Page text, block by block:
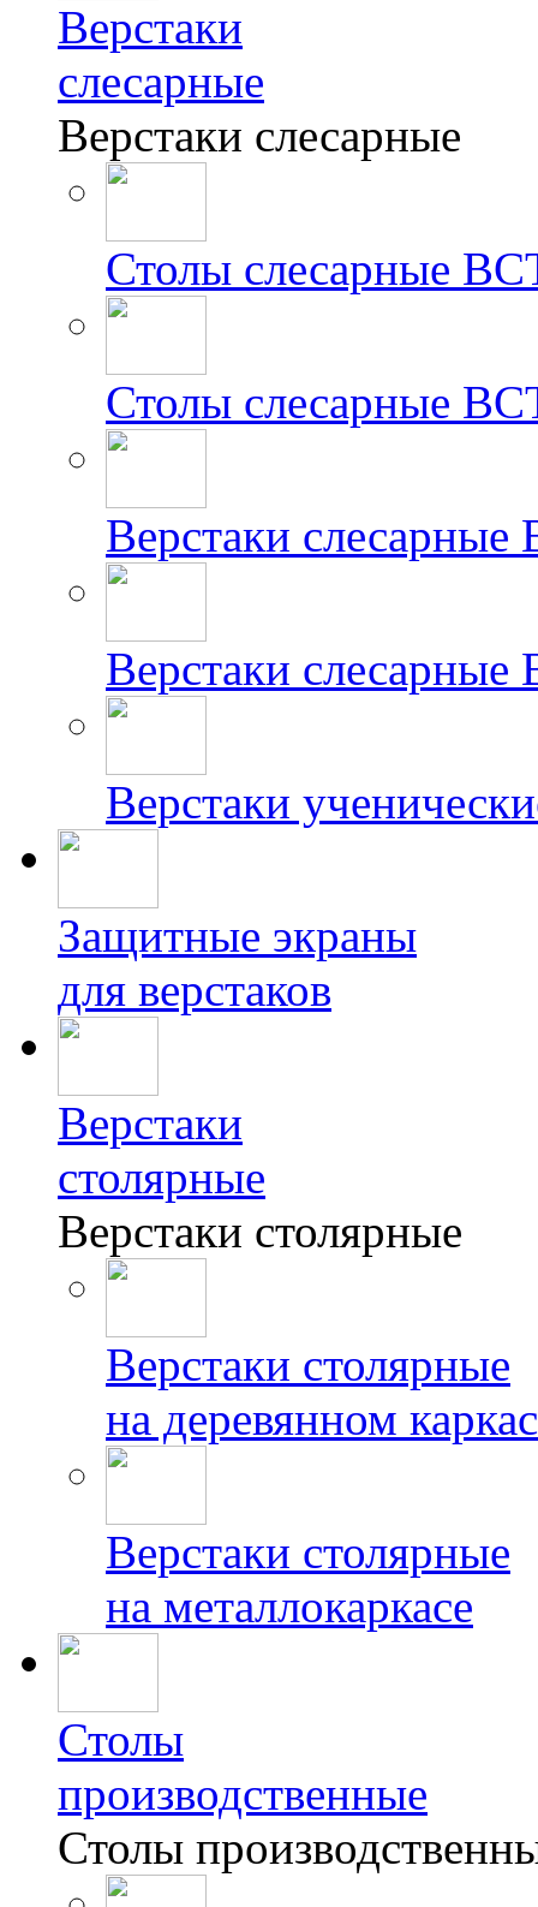
Верстаки
слесарные
Верстаки слесарные
Столы слесарные
Столы слесарные
Верстаки
Верстаки
Верстаки
Защитные экраны
для верстаков
Верстаки
столярные
Верстаки столярные
Верстаки столярные
на деревянном
Верстаки столярные
на металлокаркасе
Столы
производственные
Столы